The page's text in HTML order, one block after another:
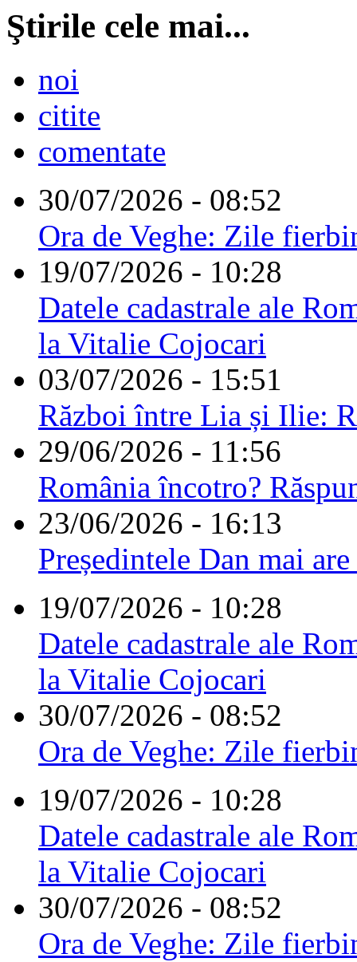
Ştirile cele mai...
noi
citite
comentate
30/07/2026 - 08:52
Ora de Veghe: Zile
19/07/2026 - 10:28
Datele cadastrale ale
la Vitalie Cojocari
03/07/2026 - 15:51
Război între Lia și Ilie:
29/06/2026 - 11:56
România încotro?
23/06/2026 - 16:13
Președintele Dan mai
19/07/2026 - 10:28
Datele cadastrale ale
la Vitalie Cojocari
30/07/2026 - 08:52
Ora de Veghe: Zile
19/07/2026 - 10:28
Datele cadastrale ale
la Vitalie Cojocari
30/07/2026 - 08:52
Ora de Veghe: Zile